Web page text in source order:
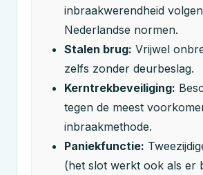
inbraakwerendheid
Nederlandse normen.
Stalen brug: Vrijwel
zelfs zonder deurbeslag.
Kerntrekbeveiliging:
tegen de meest
inbraakmethode.
Paniekfunctie:
(het slot werkt ook als er